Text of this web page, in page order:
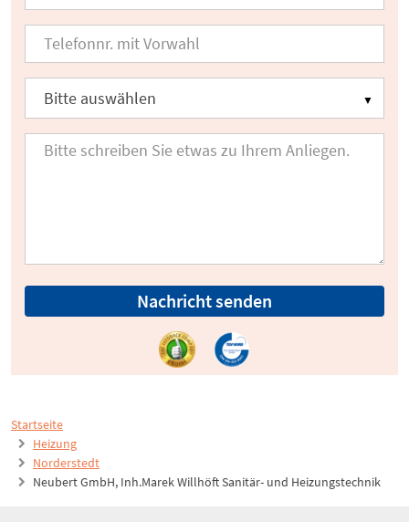
Startseite
Heizung
Norderstedt
Neubert GmbH, Inh.Marek Willhöft Sanitär- und Heizungstechnik
Nachricht senden